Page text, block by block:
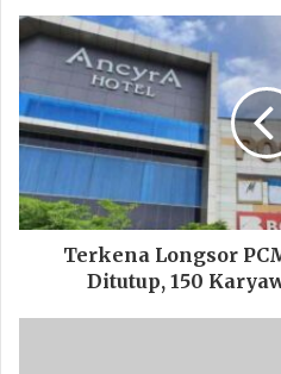
Terkena Longsor
Ditutup, 150